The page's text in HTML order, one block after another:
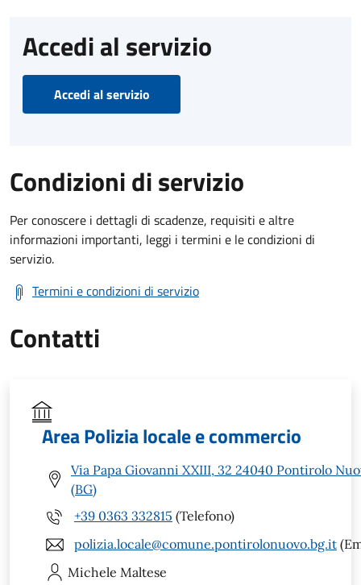
Accedi al servizio
Accedi al servizio
Condizioni di servizio
Per conoscere i dettagli di scadenze, requisiti e altre
informazioni importanti, leggi i termini e le condizioni di
servizio.
Termini e condizioni di servizio
Contatti
Area Polizia locale e commercio
Via Papa Giovanni XXIII, 32 24040 Pontirolo
(BG)
+39 0363 332815 (Telefono)
polizia.locale@comune.pontirolonuovo.bg.it
Michele Maltese